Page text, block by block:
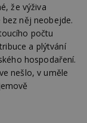
že výživa
něj neobejde.
počtu
a plýtvání
hospodaření.
nešlo, v uměle